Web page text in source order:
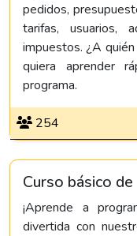
pedidos,
tarifas, usuarios,
impuestos. ¿A
quiera aprender
programa.
254
Curso básico
¡Aprende a
divertida con